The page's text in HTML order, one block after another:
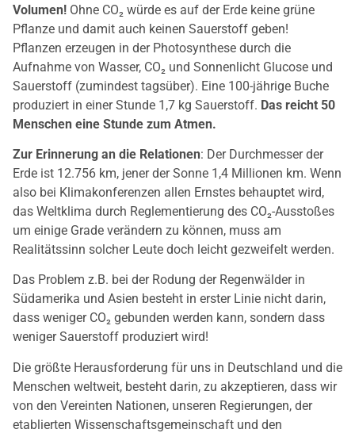
Volumen! Ohne CO₂ würde es auf der Erde keine grüne
Pflanze und damit auch keinen Sauerstoff geben!
Pflanzen erzeugen in der Photosynthese durch die
Aufnahme von Wasser, CO₂ und Sonnenlicht Glucose und
Sauerstoff (zumindest tagsüber). Eine 100-jährige Buche
produziert in einer Stunde 1,7 kg Sauerstoff. Das reicht 50
Menschen eine Stunde zum Atmen.
Zur Erinnerung an die Relationen: Der Durchmesser der
Erde ist 12.756 km, jener der Sonne 1,4 Millionen km. Wenn
also bei Klimakonferenzen allen Ernstes behauptet wird,
das Weltklima durch Reglementierung des CO₂-Ausstoßes
um einige Grade verändern zu können, muss am
Realitätssinn solcher Leute doch leicht gezweifelt werden.
Das Problem z.B. bei der Rodung der Regenwälder in
Südamerika und Asien besteht in erster Linie nicht darin,
dass weniger CO₂ gebunden werden kann, sondern dass
weniger Sauerstoff produziert wird!
Die größte Herausforderung für uns in Deutschland und die
Menschen weltweit, besteht darin, zu akzeptieren, dass wir
von den Vereinten Nationen, unseren Regierungen, der
etablierten Wissenschaftsgemeinschaft und den